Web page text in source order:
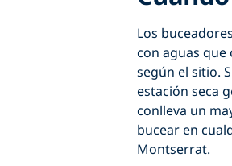
Los
con aguas que
según el sitio.
estación seca
conlleva un
bucear en
Montserrat.